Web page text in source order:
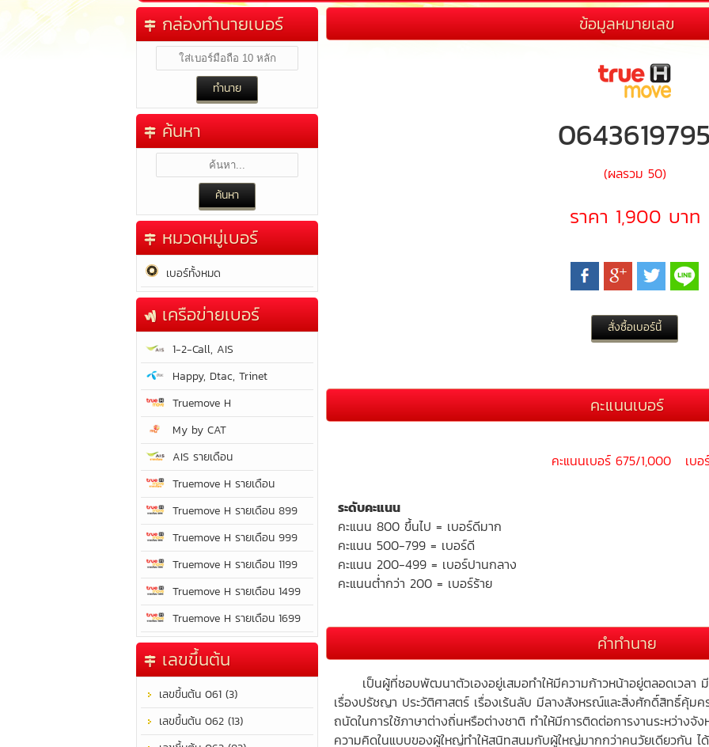
กล่องทำนายเบอร์
ค้นหา
หมวดหมู่เบอร์
เบอร์ทั้งหมด
เครือข่ายเบอร์
1-2-Call, AIS
Happy, Dtac, Trinet
Truemove H
My by CAT
AIS รายเดือน
Truemove H รายเดือน
Truemove H รายเดือน 899
Truemove H รายเดือน 999
Truemove H รายเดือน 1199
Truemove H รายเดือน 1499
Truemove H รายเดือน 1699
เลขขึ้นต้น
เลขขึ้นต้น 061 (3)
เลขขึ้นต้น 062 (13)
ข้อมูลหมายเลข
(ผลรวม 50)
ราคา 1,900 บาท
คะแนนเบอร์
คะแนนเบอร์ 675/1,000 เบอ
ระดับคะแนน
คะแนน 800 ขึ้นไป = เบอร์ดีมาก
คะแนน 500-799 = เบอร์ดี
คะแนน 200-499 = เบอร์ปานกลาง
คะแนนต่ำกว่า 200 = เบอร์ร้าย
คำทำนาย
เป็นผู้ที่ชอบพัฒนาตัวเองอยู่เสมอทำให้มีความก้าวหน้าอยู่ตลอดเวลา
เรื่องปรัชญา ประวัติศาสตร์ เรื่องเร้นลับ มีลางสังหรณ์และสิ่งศักดิ์สิทธิ์คุ้ม
ถนัดในการใช้ภาษาต่างถิ่นหรือต่างชาติ ทำให้มีการติดต่อการงานระหว่าง
ความคิดในแบบของผู้ใหญ่ทำให้สนิทสนมกับผู้ใหญ่มากกว่าคนวัยเดียวกัน ไ